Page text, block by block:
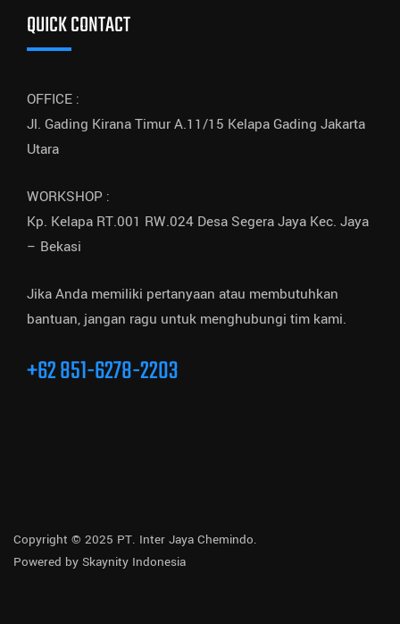
QUICK CONTACT
OFFICE :
Jl. Gading Kirana Timur A.11/15 Kelapa Gading Jakarta
Utara
WORKSHOP :
Kp. Kelapa RT.001 RW.024 Desa Segera Jaya Kec. Jaya
– Bekasi
Jika Anda memiliki pertanyaan atau membutuhkan
bantuan, jangan ragu untuk menghubungi tim kami.
+62 851-6278-2203
Copyright © 2025 PT. Inter Jaya Chemindo.
Powered by Skaynity Indonesia